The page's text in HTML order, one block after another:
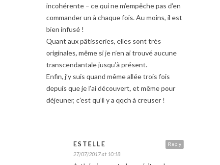
incohérente – ce qui ne m’empêche pas d’en
commander un à chaque fois. Au moins, il est
bien infusé !
Quant aux pâtisseries, elles sont très
originales, même si je n’en ai trouvé aucune
transcendantale jusqu’à présent.
Enfin, j’y suis quand même allée trois fois
depuis que je l’ai découvert, et même pour
déjeuner, c’est qu’il y a qqch à creuser !
Reply
ESTELLE
27/07/2017 at 10:18